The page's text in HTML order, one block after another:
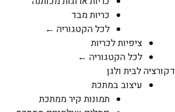
כריות מבד
לכל הקטגוריה ←
ציפיות לכריות
לכל הקטגוריה ←
דקורציה לבית ולגן
עיצוב במתכת
תמונות קיר ממתכת